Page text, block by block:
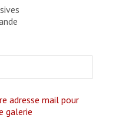
adresse mail pour
galerie